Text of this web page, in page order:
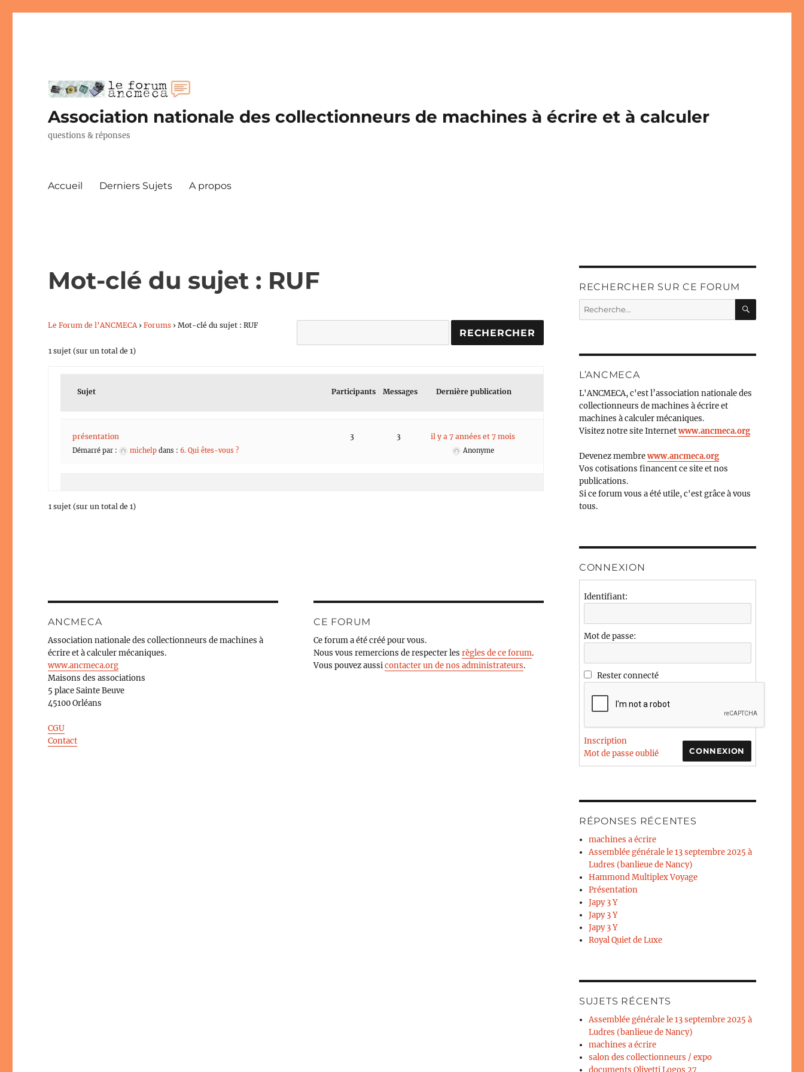
Association nationale des collectionneurs de machines à écrire et à calculer
questions & réponses
Accueil Derniers Sujets A propos
Mot-clé du sujet : RUF
Le Forum de l’ANCMECA › Forums › Mot-clé du sujet : RUF
1 sujet (sur un total de 1)
Sujet Participants Messages Dernière publication
présentation
Démarré par : michelp dans :6. Qui êtes-vous ?
3 3 il y a 7 années et 7 mois
Anonyme
1 sujet (sur un total de 1)
ANCMECA
Association nationale des collectionneurs de machines à
écrire et à calculer mécaniques.
www.ancmeca.org
Maisons des associations
5 place Sainte Beuve
45100 Orléans
CGU
Contact
CE FORUM
Ce forum a été créé pour vous.
Nous vous remercions de respecter lesrègles de ce forum.
Vous pouvez aussicontacter un de nos administrateurs.
RECHERCHER SUR CE FORUM
Recherche
pour :
L’ANCMECA
L'ANCMECA, c'est l’association nationale des
collectionneurs de machines à écrire et
machines à calculer mécaniques.
Visitez notre site Internetwww.ancmeca.org
Devenez membrewww.ancmeca.org
Vos cotisations financent ce site et nos
publications.
Si ce forum vous a été utile, c'est grâce à vous
tous.
CONNEXION
Identifiant:
Mot de passe:
Rester connecté
CONNEXION
Inscription
Mot de passe oublié
RÉPONSES RÉCENTES
machines a écrire
Assemblée générale le 13 septembre 2025 à
Ludres (banlieue de Nancy)
Hammond Multiplex Voyage
Présentation
Japy 3 Y
Japy 3 Y
Japy 3 Y
Royal Quiet de Luxe
SUJETS RÉCENTS
Assemblée générale le 13 septembre 2025 à
Ludres (banlieue de Nancy)
machines a écrire
salon des collectionneurs / expo
documents Olivetti Logos 27